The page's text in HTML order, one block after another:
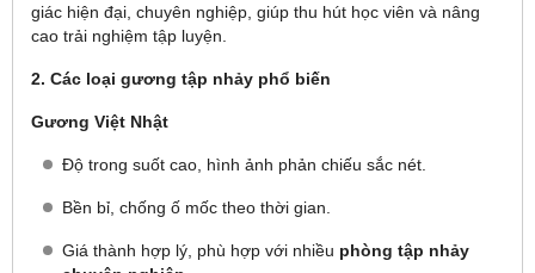
giác hiện đại, chuyên nghiệp, giúp thu hút học viên và nâng
cao trải nghiệm tập luyện.
2. Các loại gương tập nhảy phổ biến
Gương Việt Nhật
Độ trong suốt cao, hình ảnh phản chiếu sắc nét.
Bền bỉ, chống ố mốc theo thời gian.
Giá thành hợp lý, phù hợp với nhiều phòng tập nhảy